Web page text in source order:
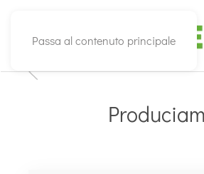
Passa al contenuto principale